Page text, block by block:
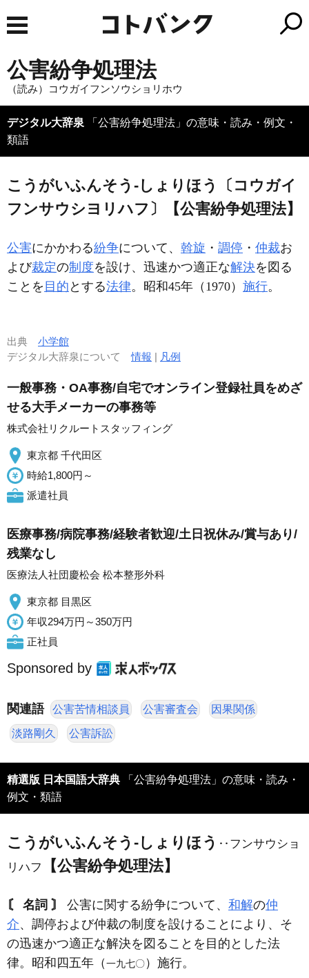
公害紛争処理法
（読み）コウガイフンソウショリホウ
デジタル大辞泉 「公害紛争処理法」の意味・読み・例文・
類語
こうがいふんそう‐しょりほう〔コウガイ
フンサウシヨリハフ〕【公害紛争処理法】
公害にかかわる紛争について、 斡旋 ・ 調停 ・ 仲裁お
よび裁定の制度を設け、迅速かつ適正な解決を図る
ことを 目的 とする法律。昭和45年（1970） 施行。
出典 小学館
デジタル大辞泉について情報 | 凡例
一般事務・OA事務/自宅でオンライン登録社員をめざ
せる大手メーカーの事務等
株式会社リクルートスタッフィング
東京都 千代田区
時給1,800円～
派遣社員
医療事務/病院事務/経験者歓迎/土日祝休み/賞与あり/
残業なし
医療法人社団慶松会 松本整形外科
東京都 目黒区
年収294万円～350万円
正社員
Sponsored by
関連語 公害苦情相談員 公害審査会 因果関係
淡路剛久 公害訴訟
精選版 日本国語大辞典 「公害紛争処理法」の意味・読み・
例文・類語
こうがいふんそう‐しょりほう ‥フンサウショ
リハフ
【公害紛争処理法】
〘 名詞 〙 公害に関する紛争について、 和解の仲
介、調停および仲裁の制度を設けることにより、そ
の迅速かつ適正な解決を図ることを目的とした法
律。昭和四五年（一九七〇）施行。